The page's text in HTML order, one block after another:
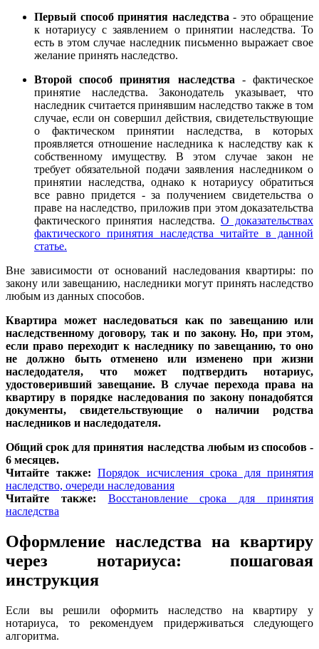
Первый способ принятия наследства - это обращение
к нотариусу с заявлением о принятии наследства. То
есть в этом случае наследник письменно выражает свое
желание принять наследство.
Второй способ принятия наследства - фактическое
принятие наследства. Законодатель указывает, что
наследник считается принявшим наследство также в том
случае, если он совершил действия, свидетельствующие
о фактическом принятии наследства, в которых
проявляется отношение наследника к наследству как к
собственному имуществу. В этом случае закон не
требует обязательной подачи заявления наследником о
принятии наследства, однако к нотариусу обратиться
все равно придется - за получением свидетельства о
праве на наследство, приложив при этом доказательства
фактического принятия наследства. О доказательствах
фактического принятия наследства читайте в данной
статье.
Вне зависимости от оснований наследования квартиры: по
закону или завещанию, наследники могут принять наследство
любым из данных способов.
Квартира может наследоваться как по завещанию или
наследственному договору, так и по закону. Но, при этом,
если право переходит к наследнику по завещанию, то оно
не должно быть отменено или изменено при жизни
наследодателя, что может подтвердить нотариус,
удостоверивший завещание. В случае перехода права на
квартиру в порядке наследования по закону понадобятся
документы, свидетельствующие о наличии родства
наследников и наследодателя.
Общий срок для принятия наследства любым из способов -
6 месяцев.
Читайте также: Порядок исчисления срока для принятия
наследство, очереди наследования
Читайте также:
Восстановление срока для принятия
наследства
Оформление наследства на квартиру
через нотариуса: пошаговая
инструкция
Если вы решили оформить наследство на квартиру у
нотариуса, то рекомендуем придерживаться следующего
алгоритма.